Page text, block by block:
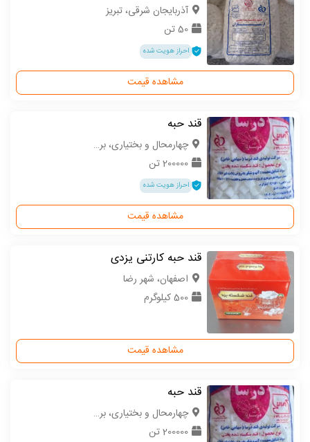
آذربایجان شرقی، تبریز
50 تن
احراز هویت شده
مشاهده قیمت
قند حبه
چهارمحال و بختیاری، بروجن
200000 تن
احراز هویت شده
مشاهده قیمت
قند حبه کارتنی یزدی
اصفهان، شهر رضا
500 کیلوگرم
مشاهده قیمت
قند حبه
چهارمحال و بختیاری، بروجن
200000 تن